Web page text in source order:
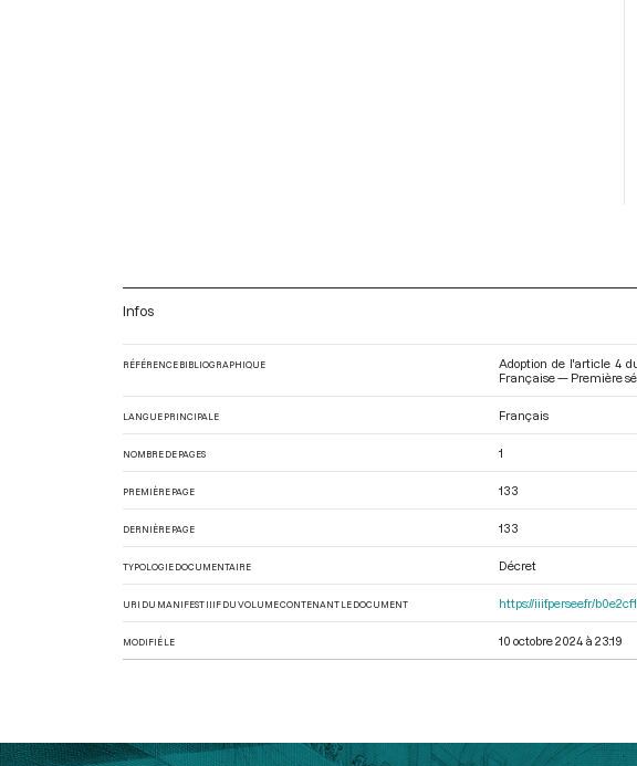
Infos
RÉFÉRENCE BIBLIOGRAPHIQUE
Adoption de l'article 4
Française — Première
LANGUE PRINCIPALE Français
NOMBRE DE PAGES 1
PREMIÈRE PAGE 133
DERNIÈRE PAGE 133
TYPOLOGIE DOCUMENTAIRE Décret
URI DU MANIFEST IIIF DU VOLUME CONTENANT LE DOCUMENT https://iiif.persee.fr/
MODIFIÉ LE 10 octobre 2024 à 23:19